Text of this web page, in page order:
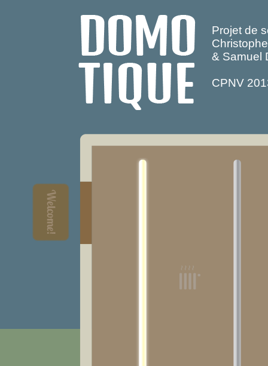
Projet de
& Samuel
CPNV